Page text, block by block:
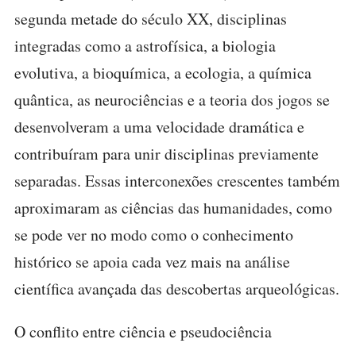
segunda metade do século XX, disciplinas
integradas como a astrofísica, a biologia
evolutiva, a bioquímica, a ecologia, a química
quântica, as neurociências e a teoria dos jogos se
desenvolveram a uma velocidade dramática e
contribuíram para unir disciplinas previamente
separadas. Essas interconexões crescentes também
aproximaram as ciências das humanidades, como
se pode ver no modo como o conhecimento
histórico se apoia cada vez mais na análise
científica avançada das descobertas arqueológicas.
O conflito entre ciência e pseudociência